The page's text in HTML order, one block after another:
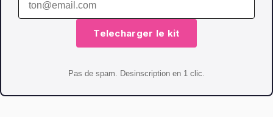
Telecharger le kit
Pas de spam. Desinscription en 1 clic.